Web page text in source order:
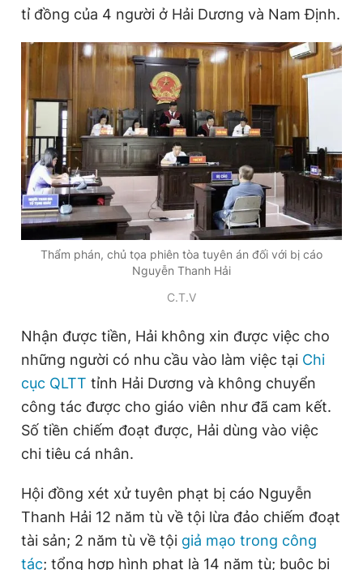
tỉ đồng của 4 người ở Hải Dương và Nam Định.
Thẩm phán, chủ tọa phiên tòa tuyên án đối với bị cáo
Nguyễn Thanh Hải
C.T.V
Nhận được tiền, Hải không xin được việc cho
những người có nhu cầu vào làm việc tại Chi
cục QLTT tỉnh Hải Dương và không chuyển
công tác được cho giáo viên như đã cam kết.
Số tiền chiếm đoạt được, Hải dùng vào việc
chi tiêu cá nhân.
Hội đồng xét xử tuyên phạt bị cáo Nguyễn
Thanh Hải 12 năm tù về tội lừa đảo chiếm đoạt
tài sản; 2 năm tù về tội giả mạo trong công
tác; tổng hợp hình phạt là 14 năm tù; buộc bị